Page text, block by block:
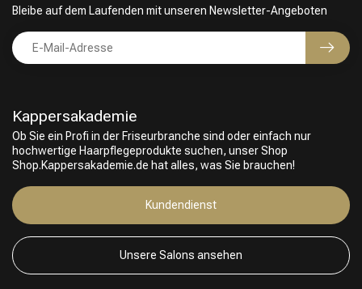
Kappersakademie
Ob Sie ein Profi in der Friseurbranche sind oder einfach nur
hochwertige Haarpflegeprodukte suchen, unser Shop
Shop.Kappersakademie.de hat alles, was Sie brauchen!
Kundendienst
Unsere Salons ansehen
Bleibe auf dem Laufenden mit unseren Newsletter-Angeboten